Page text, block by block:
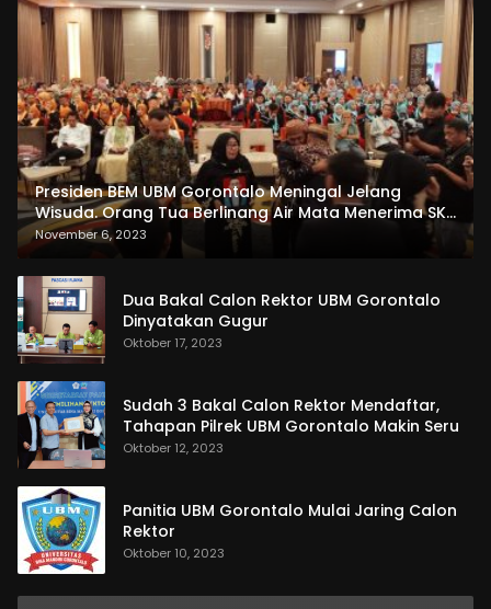
Presiden BEM UBM Gorontalo Meningal Jelang
Wisuda. Orang Tua Berlinang Air Mata Menerima SKL
dan Pemasangan Salempang
November 6, 2023
Dua Bakal Calon Rektor UBM Gorontalo
Dinyatakan Gugur
Oktober 17, 2023
Sudah 3 Bakal Calon Rektor Mendaftar,
Tahapan Pilrek UBM Gorontalo Makin Seru
Oktober 12, 2023
Panitia UBM Gorontalo Mulai Jaring Calon
Rektor
Oktober 10, 2023